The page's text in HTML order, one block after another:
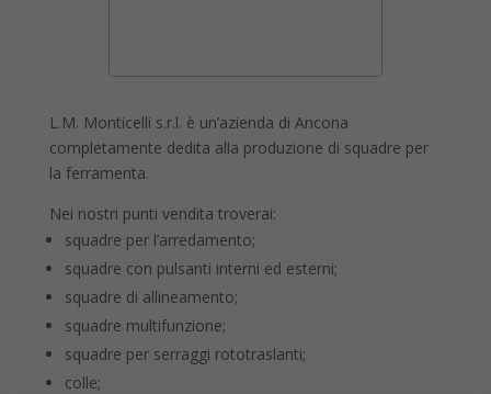
L.M. Monticelli s.r.l. è un’azienda di Ancona
completamente dedita alla produzione di squadre per
la ferramenta.
Nei nostri punti vendita troverai:
squadre per l’arredamento;
squadre con pulsanti interni ed esterni;
squadre di allineamento;
squadre multifunzione;
squadre per serraggi rototraslanti;
colle;